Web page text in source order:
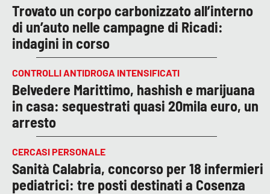
Trovato un corpo carbonizzato all’interno
di un’auto nelle campagne di Ricadi:
indagini in corso
CONTROLLI ANTIDROGA INTENSIFICATI
Belvedere Marittimo, hashish e marijuana
in casa: sequestrati quasi 20mila euro, un
arresto
CERCASI PERSONALE
Sanità Calabria, concorso per 18 infermieri
pediatrici: tre posti destinati a Cosenza